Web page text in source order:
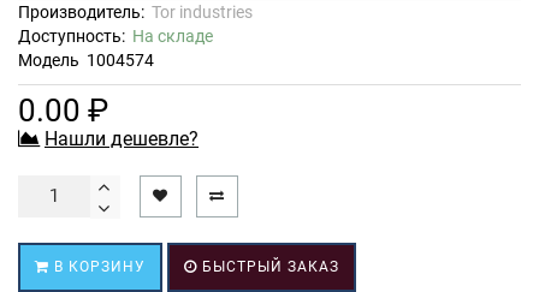
Производитель: Tor industries
Доступность: На складе
Модель 1004574
0.00 ₽
Нашли дешевле?
В КОРЗИНУ БЫСТРЫЙ ЗАКАЗ